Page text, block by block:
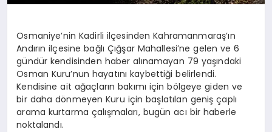
Osmaniye’nin Kadirli ilçesinden Kahramanmaraş’ın
Andırın ilçesine bağlı Çığşar Mahallesi’ne gelen ve 6
gündür kendisinden haber alınamayan 79 yaşındaki
Osman Kuru’nun hayatını kaybettiği belirlendi.
Kendisine ait ağaçların bakımı için bölgeye giden ve
bir daha dönmeyen Kuru için başlatılan geniş çaplı
arama kurtarma çalışmaları, bugün acı bir haberle
noktalandı.